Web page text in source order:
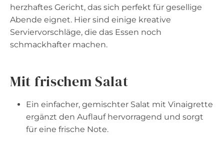
herzhaftes Gericht, das sich perfekt für gesellige
Abende eignet. Hier sind einige kreative
Serviervorschläge, die das Essen noch
schmackhafter machen.
Mit frischem Salat
Ein einfacher, gemischter Salat mit Vinaigrette
ergänzt den Auflauf hervorragend und sorgt
für eine frische Note.